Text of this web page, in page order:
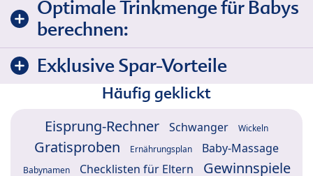
Optimale Trinkmenge für Babys
berechnen:
Exklusive Spar-Vorteile
Häufig geklickt
Eisprung-Rechner Schwanger Wickeln
Gratisproben Ernährungsplan Baby-Massage
Babynamen Checklisten für Eltern
Gewinnspiele